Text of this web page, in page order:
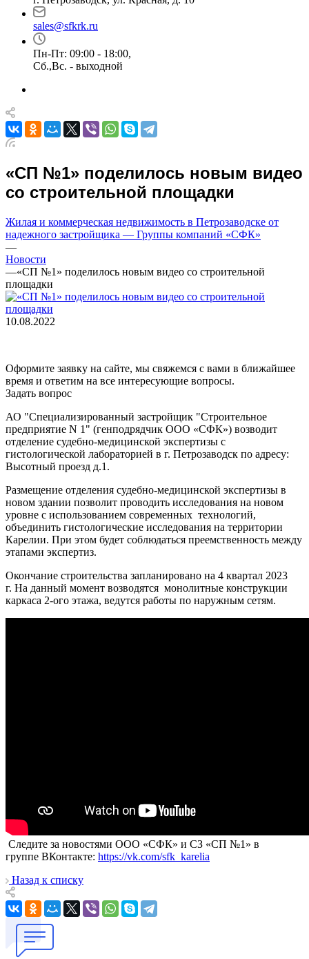
sales@sfkrk.ru
Пн-Пт: 09:00 - 18:00,
Сб.,Вс. - выходной
«СП №1» поделилось новым видео
со строительной площадки
Жилая и коммерческая недвижимость в Петрозаводске от
надежного застройщика — Группы компаний «СФК»
—
Новости
—«СП №1» поделилось новым видео со строительной
площадки
10.08.2022
Оформите заявку на сайте, мы свяжемся с вами в ближайшее
время и ответим на все интересующие вопросы.
Задать вопрос
АО "Специализированный застройщик "Строительное
предприятие N 1" (генподрядчик ООО «СФК») возводит
отделение судебно-медицинской экспертизы с
гистологической лабораторией в г. Петрозаводск по адресу:
Высотный проезд д.1.
Размещение отделения судебно-медицинской экспертизы в
новом здании позволит проводить исследования на новом
уровне с использованием современных технологий,
объединить гистологические исследования на территории
Карелии. При этом будет соблюдаться преемственность между
этапами экспертиз.
Окончание строительства запланировано на 4 квартал 2023
г. На данный момент возводятся монолитные конструкции
каркаса 2-ого этажа, ведутся работы по наружным сетям.
Следите за новостями ООО «СФК» и СЗ «СП №1» в
группе ВКонтакте: https://vk.com/sfk_karelia
Назад к списку